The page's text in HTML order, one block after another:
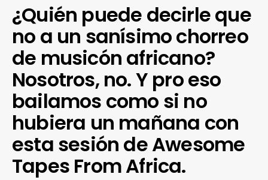
¿Quién puede decirle que
no a un sanísimo chorreo
de musicón africano?
Nosotros, no. Y pro eso
bailamos como si no
hubiera un mañana con
esta sesión de Awesome
Tapes From Africa.